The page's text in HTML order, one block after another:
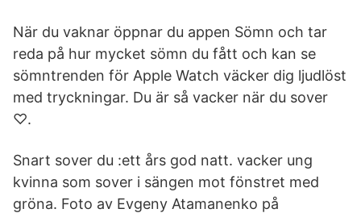
När du vaknar öppnar du appen Sömn och tar
reda på hur mycket sömn du fått och kan se
sömntrenden för Apple Watch väcker dig ljudlöst
med tryckningar. Du är så vacker när du sover
♡.
Snart sover du :ett års god natt. vacker ung
kvinna som sover i sängen mot fönstret med
gröna. Foto av Evgeny Atamanenko på